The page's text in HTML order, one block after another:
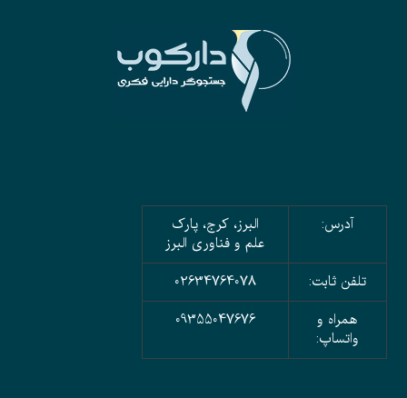
آدرس:
البرز، کرج، پارک
علم و فناوری البرز
تلفن ثابت:
02634764078
همراه و
واتساپ:
09355047676